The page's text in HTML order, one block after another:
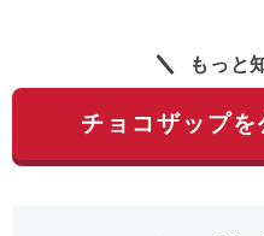
もっと
チョコザップ